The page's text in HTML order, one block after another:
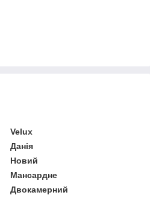
Velux
Данія
Новий
Мансардне
Двокамерний